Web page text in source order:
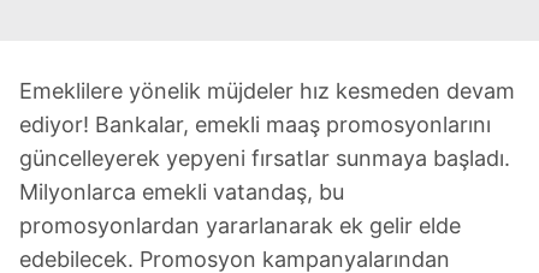
Emeklilere yönelik müjdeler hız kesmeden devam
ediyor! Bankalar, emekli maaş promosyonlarını
güncelleyerek yepyeni fırsatlar sunmaya başladı.
Milyonlarca emekli vatandaş, bu
promosyonlardan yararlanarak ek gelir elde
edebilecek. Promosyon kampanyalarından